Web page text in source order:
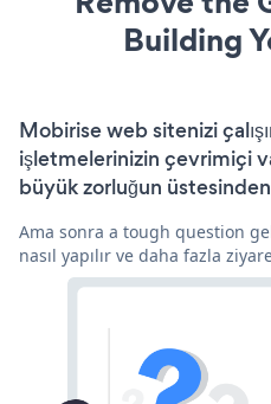
Building
Mobirise web sitenizi
işletmelerinizin çevrimiçi
büyük zorluğun
Ama sonra a tough question
nasıl yapılır ve daha fazla